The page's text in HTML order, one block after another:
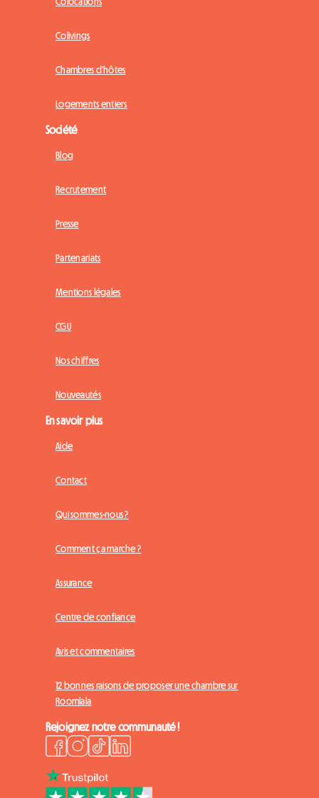
Colivings
Chambres d'hôtes
Logements entiers
Société
Blog
Recrutement
Presse
Partenariats
Mentions légales
CGU
Nos chiffres
Nouveautés
En savoir plus
Aide
Contact
Qui sommes-nous ?
Comment ça marche ?
Assurance
Centre de confiance
Avis et commentaires
12 bonnes raisons de proposer une chambre sur
Roomlala
Rejoignez notre communauté !